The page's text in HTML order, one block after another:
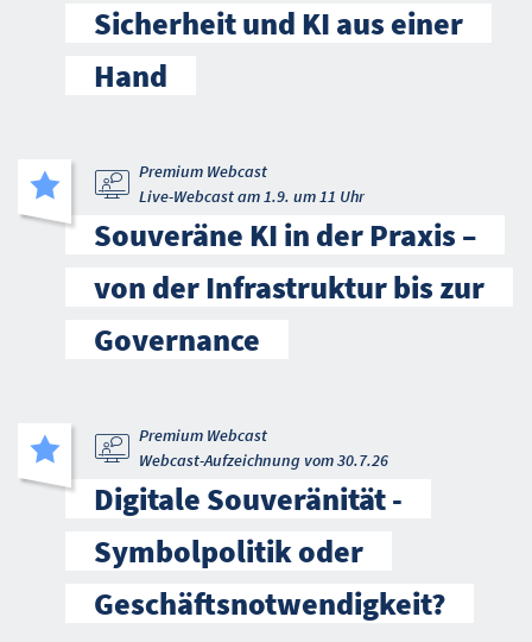
Sicherheit und KI aus einer
Hand
Premium Webcast
Live-Webcast am 1.9. um 11 Uhr
Souveräne KI in der Praxis –
von der Infrastruktur bis zur
Governance
Premium Webcast
Webcast-Aufzeichnung vom 30.7.26
Digitale Souveränität -
Symbolpolitik oder
Geschäftsnotwendigkeit?